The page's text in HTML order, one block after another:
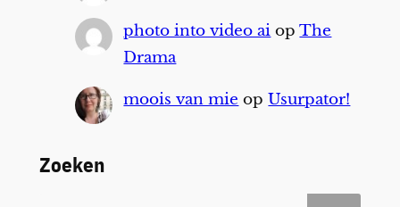
photo into video ai opThe
Drama
moois van mie opUsurpator!
Zoeken